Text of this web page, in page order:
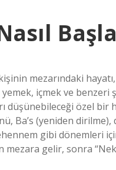
mezarındaki
yemek, içmek ve
düşünebileceği özel bir
Ba’s (yeniden
gibi dönemleri
gelir, sonra